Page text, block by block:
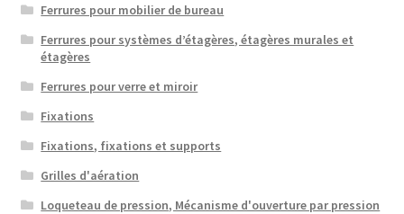
Ferrures pour mobilier de bureau
Ferrures pour systèmes d’étagères, étagères murales et
étagères
Ferrures pour verre et miroir
Fixations
Fixations, fixations et supports
Grilles d'aération
Loqueteau de pression, Mécanisme d'ouverture par pression